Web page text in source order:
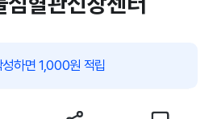
하면 1,000원 적립